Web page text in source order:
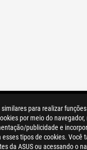
para realizar
por meio do
publicidade e
tipos de cookies. Você
da ASUS ou acessando o